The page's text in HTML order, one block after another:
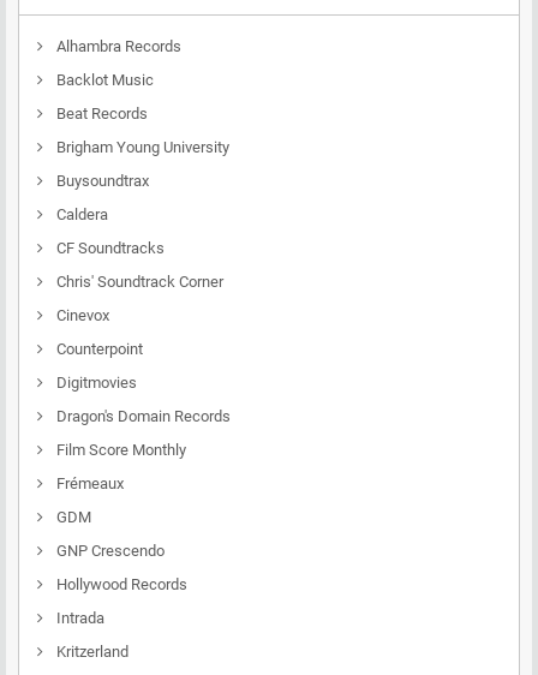
Alhambra Records
Backlot Music
Beat Records
Brigham Young University
Buysoundtrax
Caldera
CF Soundtracks
Chris' Soundtrack Corner
Cinevox
Counterpoint
Digitmovies
Dragon's Domain Records
Film Score Monthly
Frémeaux
GDM
GNP Crescendo
Hollywood Records
Intrada
Kritzerland